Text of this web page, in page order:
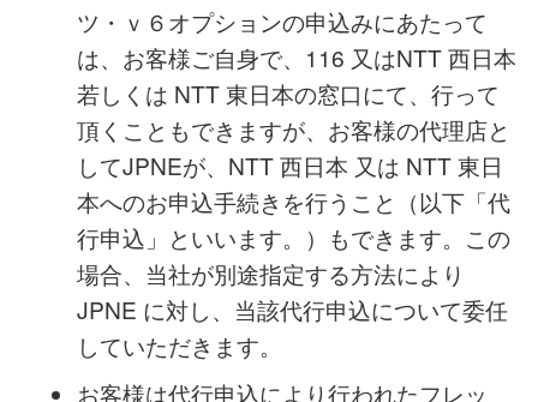
フレッツ・v6 オプションの申込みにあたっ
ては、同オプションの開通工事のため、本
お客さま情報が必要となります。
NTT 西日本 または NTT 東日本へのフレッ
ツ・ｖ６オプションの申込みにあたって
は、お客様ご自身で、116 又はNTT 西日本
若しくは NTT 東日本の窓口にて、行って
頂くこともできますが、お客様の代理店と
してJPNEが、NTT 西日本 又は NTT 東日
本へのお申込手続きを行うこと（以下「代
行申込」といいます。）もできます。この